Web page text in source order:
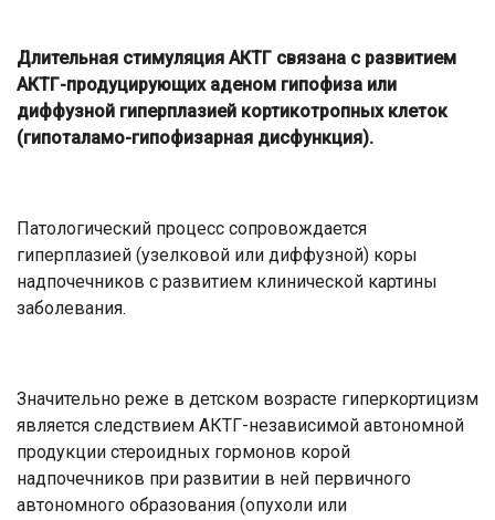
Длительная стимуляция АКТГ связана с развитием
АКТГ-продуцирующих аденом гипофиза или
диффузной гиперплазией кортикотропных клеток
(гипоталамо-гипофизарная дисфункция).
Патологический процесс сопровождается
гиперплазией (узелковой или диффузной) коры
надпочечников с развитием клинической картины
заболевания.
Значительно реже в детском возрасте гиперкортицизм
является следствием АКТГ-независимой автономной
продукции стероидных гормонов корой
надпочечников при развитии в ней первичного
автономного образования (опухоли или